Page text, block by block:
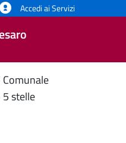
Accedi ai Servizi
stelle